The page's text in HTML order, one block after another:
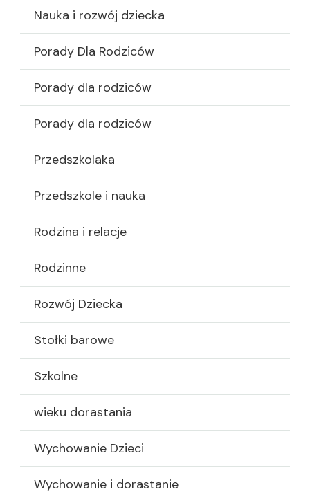
Nauka i rozwój dziecka
Porady Dla Rodziców
Porady dla rodziców
Porady dla rodziców
Przedszkolaka
Przedszkole i nauka
Rodzina i relacje
Rodzinne
Rozwój Dziecka
Stołki barowe
Szkolne
wieku dorastania
Wychowanie Dzieci
Wychowanie i dorastanie